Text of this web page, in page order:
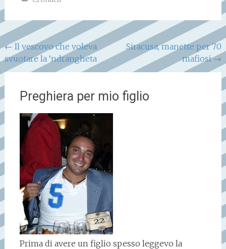
Navigazione
articoli
← Il vescovo che voleva
svuotare la ‘ndrangheta
Siracusa, manette per 70
mafiosi→
Preghiera per mio figlio
Prima di avere un figlio spesso leggevo la